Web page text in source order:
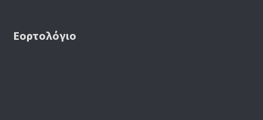
Εορτολόγιο